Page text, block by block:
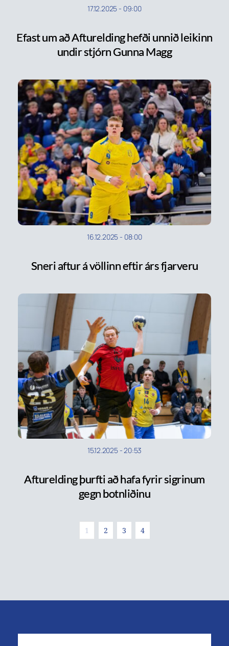
17.12.2025 - 09:00
Efast um að Afturelding hefði unnið leikinn
undir stjórn Gunna Magg
16.12.2025 - 08:00
Sneri aftur á völlinn eftir árs fjarveru
15.12.2025-20:53
Afturelding þurfti að hafa fyrir sigrinum
gegn botnliðinu
1 2 3 4